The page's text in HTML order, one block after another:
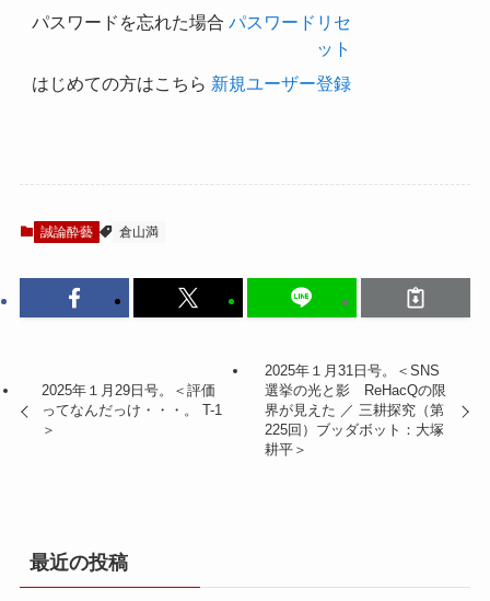
パスワードを忘れた場合 パスワードリセ
ット
はじめての方はこちら 新規ユーザー登録
誠論酔藝 倉山満
2025年１月29日号。＜評価
ってなんだっけ・・・。 T-1
＞
2025年１月31日号。＜SNS
選挙の光と影 ReHacQの限
界が見えた ／ 三耕探究（第
225回）ブッダボット：大塚
耕平＞
最近の投稿